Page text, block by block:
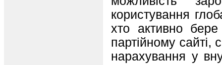
користування
хто активно
партiйному сайтi,
нарахування у